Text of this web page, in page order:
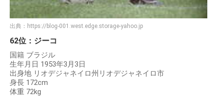
出典： https://blog-001.west.edge.storage-yahoo.jp
62位：ジーコ
国籍 ブラジル
生年月日 1953年3月3日
出身地 リオデジャネイロ州リオデジャネイロ市
身長 172cm
体重 72kg